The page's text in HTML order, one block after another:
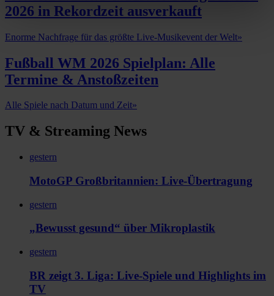
2026 in Rekordzeit ausverkauft
Enorme Nachfrage für das größte Live-Musikevent der Welt»
Fußball WM 2026 Spielplan: Alle
Termine & Anstoßzeiten
Alle Spiele nach Datum und Zeit»
TV & Streaming News
gestern
MotoGP Großbritannien: Live-Übertragung
gestern
„Bewusst gesund“ über Mikroplastik
gestern
BR zeigt 3. Liga: Live-Spiele und Highlights im
TV